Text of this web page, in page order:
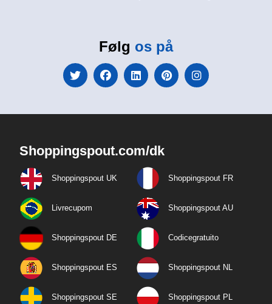
Følg os på
Shoppingspout.com/dk
Shoppingspout UK Shoppingspout FR
Livrecupom Shoppingspout AU
Shoppingspout DE Codicegratuito
Shoppingspout ES Shoppingspout NL
Shoppingspout SE Shoppingspout PL